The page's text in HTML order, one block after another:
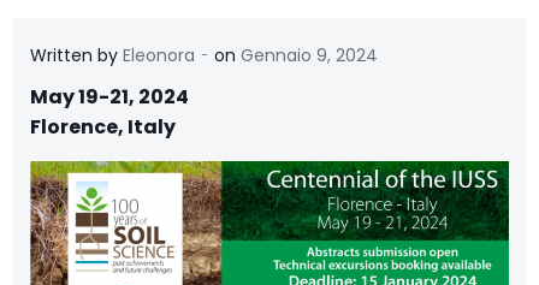
Written by Eleonora - on Gennaio 9, 2024
May 19-21, 2024
Florence, Italy